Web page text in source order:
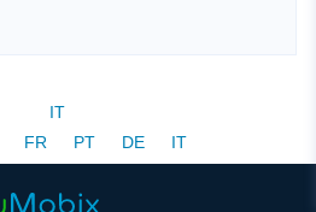
IT
FR PT DE IT